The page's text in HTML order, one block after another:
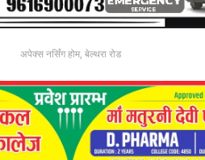
अपेक्स नर्सिंग होम, बेल्थरा रोड